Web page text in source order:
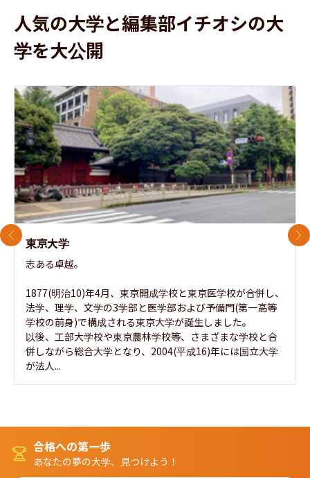
人気の大学と編集部イチオシの大
学を大公開
東京大学
志ある卓越。
1877(明治10)年4月、東京開成学校と東京医学校が合併し、
法学、理学、文学の3学部と医学部および予備門(第一高等
学校の前身)で構成される東京大学が誕生しました。
以後、工部大学校や東京農林学校等、さまざまな学校と合
併しながら総合大学となり、2004(平成16)年には国立大学
が法人...
前のスライド 次
合格への第一歩
あなたの夢の大学、見つけよう！